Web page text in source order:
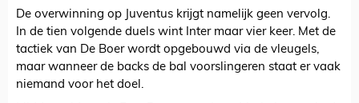
De overwinning op Juventus krijgt namelijk geen vervolg.
In de tien volgende duels wint Inter maar vier keer. Met de
tactiek van De Boer wordt opgebouwd via de vleugels,
maar wanneer de backs de bal voorslingeren staat er vaak
niemand voor het doel.